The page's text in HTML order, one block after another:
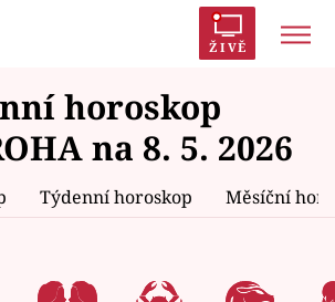
ŽIVĚ
Inspekce Prostřeno!
AYTO?
Proměny
horoskop
na 8. 5. 2026
Týdenní horoskop Měsíční